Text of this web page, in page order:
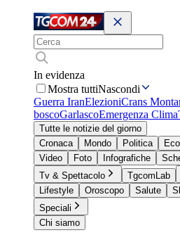
In evidenza
Mostra tuttiNascondi
Guerra IranElezioniCrans
boscoGarlascoEmergenza Clima
Tutte le notizie del giorno
Cronaca
Mondo Politica
Video
Foto Infografiche
Tv & Spettacolo
TgcomLab
Lifestyle
Oroscopo Salute
Speciali
Chi siamo